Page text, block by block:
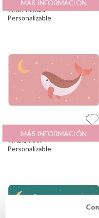
Wild Animals
Personalizable
MÁS INFORMACIÓN
Toalla Playa Microfibra
Whale Pink
Personalizable
23.95
MÁS INFORMACIÓN